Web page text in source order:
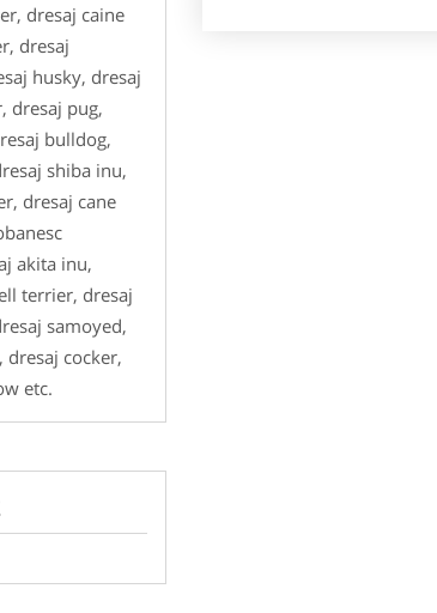
dresaj caine
dresaj
husky, dresaj
dresaj pug,
bulldog,
shiba inu,
dresaj cane
akita inu,
terrier, dresaj
samoyed,
dresaj cocker,
etc.